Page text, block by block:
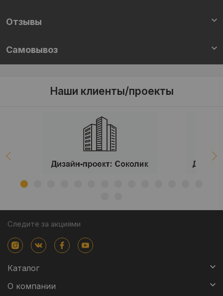
Отзывы
Самовывоз
Наши клиенты/проекты
Следите за акциями
Каталог
О компании